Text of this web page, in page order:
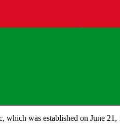
was established on June